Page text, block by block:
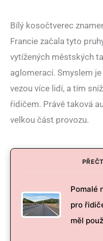
Bílý kosočtverec
Francie začala tyto
vytížených městských
aglomerací. Smyslem
vezou více lidí, a tím
řidičem. Právě taková
velkou část provozu.
Pomalé
pro
měl